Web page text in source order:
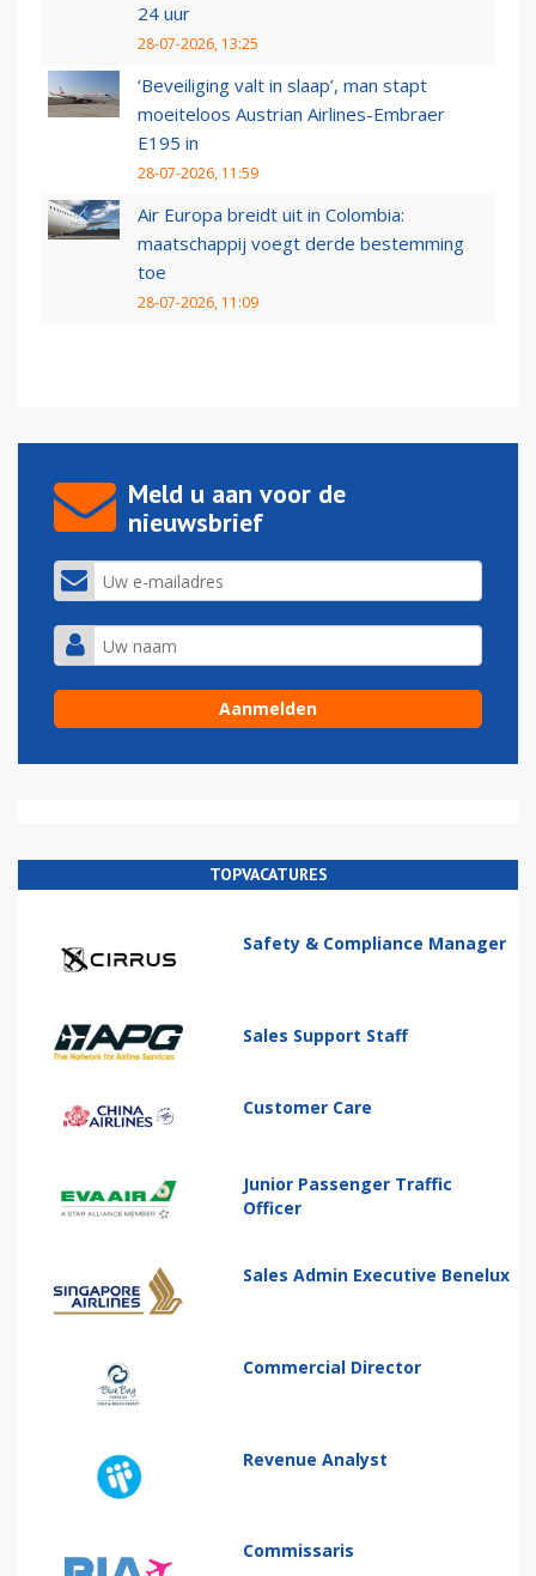
24 uur
28-07-2026, 13:25
‘Beveiliging valt in slaap’, man stapt
moeiteloos Austrian Airlines-Embraer
E195 in
28-07-2026, 11:59
Air Europa breidt uit in Colombia:
maatschappij voegt derde bestemming
toe
28-07-2026, 11:09
Meld u aan voor de
nieuwsbrief
TOPVACATURES
Safety & Compliance Manager
Sales Support Staff
Customer Care
Junior Passenger Traffic
Officer
Sales Admin Executive Benelux
Commercial Director
Revenue Analyst
Commissaris